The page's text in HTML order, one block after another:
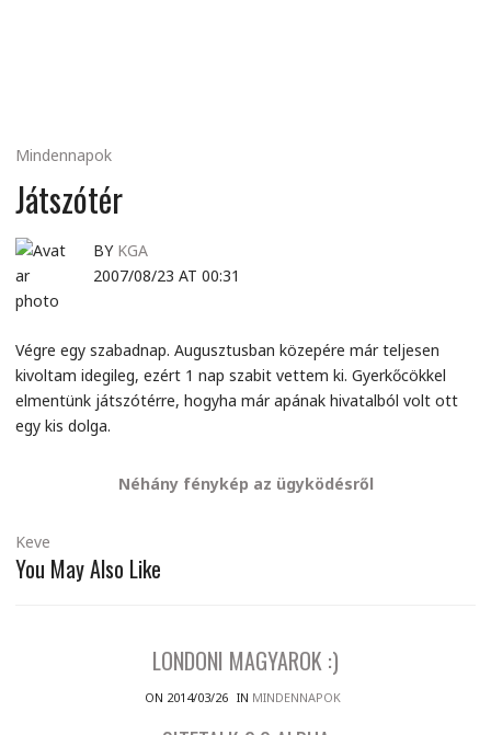
Mindennapok
Játszótér
BY KGA
2007/08/23 AT 00:31
Végre egy szabadnap. Augusztusban közepére már teljesen
kivoltam idegileg, ezért 1 nap szabit vettem ki. Gyerkőcökkel
elmentünk játszótérre, hogyha már apának hivatalból volt ott
egy kis dolga.
Néhány fénykép az ügyködésről
Keve
You May Also Like
LONDONI MAGYAROK :)
ON 2014/03/26 IN MINDENNAPOK